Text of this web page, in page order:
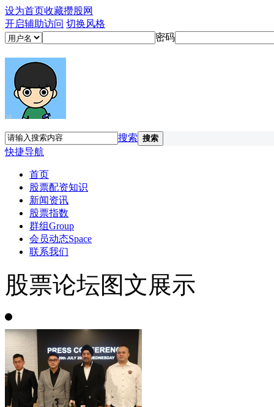
设为首页收藏攒股网
开启辅助访问 切换风格
密码
搜索 搜索
快捷导航
首页
股票配资知识
新闻资讯
股票指数
群组Group
会员动态Space
联系我们
股票论坛图文展示